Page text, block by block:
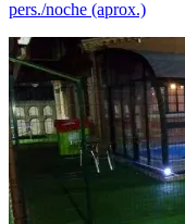
pers./noche (aprox.)